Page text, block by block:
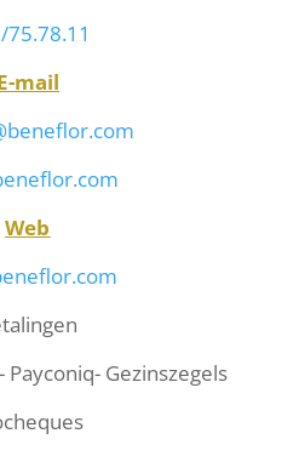
mail
Web
Payconiq- Gezinszegels